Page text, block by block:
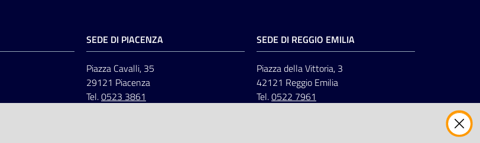
SEDE DI PIACENZA
Piazza Cavalli, 35
29121 Piacenza
Tel.0523 3861
SEDE DI REGGIO EMILIA
Piazza della Vittoria, 3
42121 Reggio Emilia
Tel.0522 7961